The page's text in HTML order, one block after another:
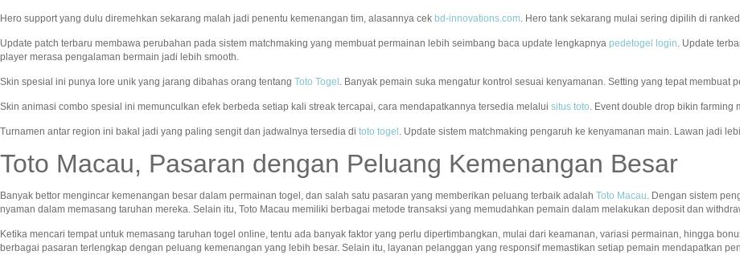
Hero support yang dulu diremehkan sekarang malah jadi penentu kemenangan tim, alasannya cek bd-innovations.com. Hero tank sekarang mulai sering dipilih di
Update patch terbaru membawa perubahan pada sistem matchmaking yang membuat permainan lebih seimbang baca update lengkapnya pedetogel login. Update
player merasa pengalaman bermain jadi lebih smooth.
Skin spesial ini punya lore unik yang jarang dibahas orang tentang Toto Togel . Banyak pemain suka mengatur kontrol sesuai kenyamanan. Setting yang tepat membuat
Skin animasi combo spesial ini memunculkan efek berbeda setiap kali streak tercapai, cara mendapatkannya tersedia melalui situs toto. Event double drop bikin farming
Turnamen antar region ini bakal jadi yang paling sengit dan jadwalnya tersedia di toto togel . Update sistem matchmaking pengaruh ke kenyamanan main. Lawan jadi
Toto Macau, Pasaran dengan Peluang Kemenangan Besar
Banyak bettor mengincar kemenangan besar dalam permainan togel, dan salah satu pasaran yang memberikan peluang terbaik adalah Toto Macau. Dengan sistem
nyaman dalam memasang taruhan mereka. Selain itu, Toto Macau memiliki berbagai metode transaksi yang memudahkan pemain dalam melakukan deposit dan
Ketika mencari tempat untuk memasang taruhan togel online, tentu ada banyak faktor yang perlu dipertimbangkan, mulai dari keamanan, variasi permainan, hingga
berbagai pasaran terlengkap dengan peluang kemenangan yang lebih besar. Selain itu, layanan pelanggan yang responsif memastikan setiap pemain mendapatkan